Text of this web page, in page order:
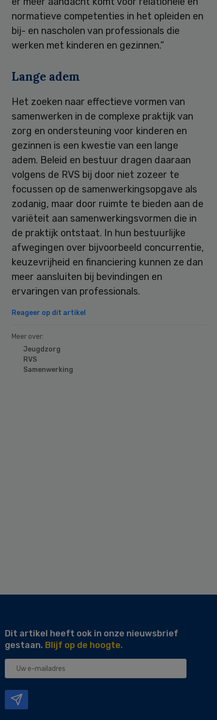
normatieve competenties in het opleiden en
bij- en nascholen van professionals die
werken met kinderen en gezinnen.”
Lange adem
Het zoeken naar effectieve vormen van
samenwerken in de complexe praktijk van
zorg en ondersteuning voor kinderen en
gezinnen is een kwestie van een lange
adem. Beleid en bestuur dragen daaraan
volgens de RVS bij door niet zozeer te
focussen op de samenwerkingsopgave als
zodanig, maar door ruimte te bieden aan de
variëteit aan samenwerkingsvormen die in
de praktijk ontstaat. In hun bestuurlijke
afwegingen over bijvoorbeeld concurrentie,
keuzevrijheid en financiering kunnen ze dan
meer aansluiten bij bevindingen en
ervaringen van professionals.
Reageer op dit artikel
Meer over:
Jeugdzorg
RVS
Samenwerking
Dit artikel heeft ook in onze nieuwsbrief
gestaan. Blijf op de hoogte.
Uw